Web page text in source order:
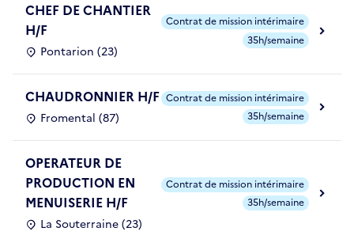
CHEF DE CHANTIER
H/F
Pontarion (23)
Contrat de mission intérimaire
35h/semaine
CHAUDRONNIER H/F
Fromental (87)
Contrat de mission intérimaire
35h/semaine
OPERATEUR DE
PRODUCTION EN
MENUISERIE H/F
La Souterraine (23)
Contrat de mission intérimaire
35h/semaine